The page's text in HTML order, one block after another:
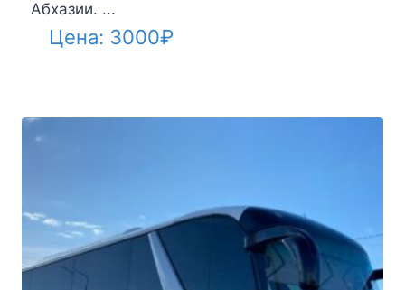
Абхазии. ...
Цена: 3000₽